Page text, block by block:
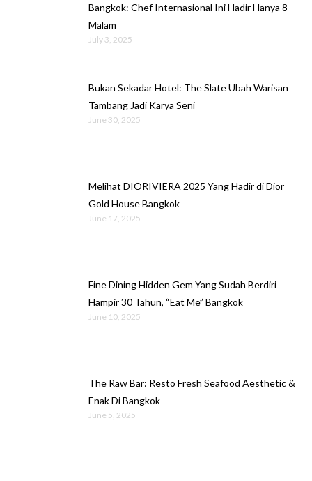
Bangkok: Chef Internasional Ini Hadir Hanya 8
Malam
July 3, 2025
Bukan Sekadar Hotel: The Slate Ubah Warisan
Tambang Jadi Karya Seni
June 30, 2025
Melihat DIORIVIERA 2025 Yang Hadir di Dior
Gold House Bangkok
June 17, 2025
Fine Dining Hidden Gem Yang Sudah Berdiri
Hampir 30 Tahun, “Eat Me” Bangkok
June 10, 2025
The Raw Bar: Resto Fresh Seafood Aesthetic &
Enak Di Bangkok
June 5, 2025